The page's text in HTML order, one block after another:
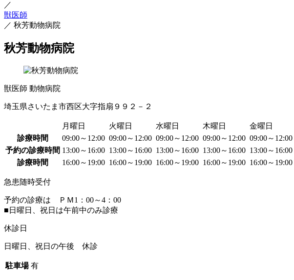
／
獣医師
／ 秋芳動物病院
秋芳動物病院
獣医師 動物病院
埼玉県さいたま市西区大字指扇９９２－２
月曜日 火曜日 水曜日 木曜日 金曜日
診療時間
09:00～12:00 09:00～12:00 09:00～12:00 09:00～12:00 09:00～12:00
予約の診療時間 13:00～16:00 13:00～16:00 13:00～16:00 13:00～16:00 13:00～16:00
診療時間
16:00～19:00 16:00～19:00 16:00～19:00 16:00～19:00 16:00～19:00
急患随時受付
予約の診療は ＰＭ1：00～4：00
■日曜日、祝日は午前中のみ診療
休診日
日曜日、祝日の午後 休診
駐車場 有